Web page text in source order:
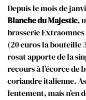
Depuis le mois de
Blanche du Majestic,
brasserie
(20 euros la bouteille
rosat apporte de la
recours à l’écorce de
coriandre italienne.
lentement, mais n’en